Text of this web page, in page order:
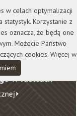
w Kielcach
w celach optymalizacji
statystyk. Korzystanie z
oznacza, że będą one
Możecie Państwo
cookies. Więcej w